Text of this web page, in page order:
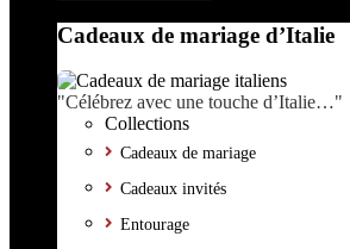
Cadeaux de mariage d’Italie
"Célébrez avec une touche d’Italie…"
Collections
Cadeaux de mariage
Cadeaux invités
Entourage